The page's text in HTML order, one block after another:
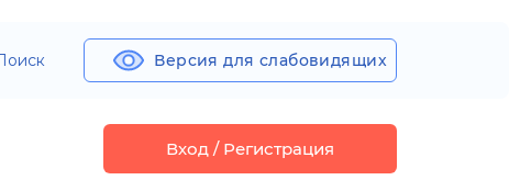
Версия для слабовидящих
Вход / Регистрация